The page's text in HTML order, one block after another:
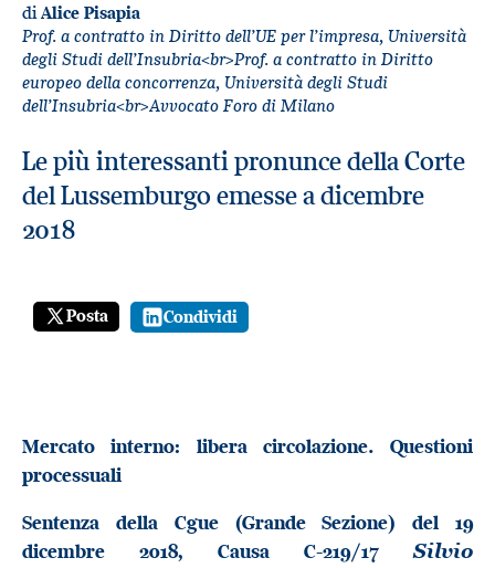
diAlice Pisapia
Prof. a contratto in Diritto dell’UE per l’impresa, Università
degli Studi dell’Insubria<br>Prof. a contratto in Diritto
europeo della concorrenza, Università degli Studi
dell’Insubria<br>Avvocato Foro di Milano
Le più interessanti pronunce della Corte
del Lussemburgo emesse a dicembre
2018
Posta Condividi
Mercato interno: libera circolazione. Questioni
processuali
Sentenza della Cgue (Grande Sezione) del 19
dicembre 2018, Causa C-219/17Silvio